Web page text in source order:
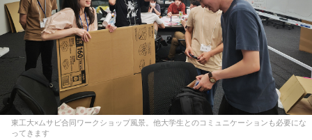
東工大×ムサビ合同ワークショップ風景。他大学生とのコミュニケーションも必要にな
ってきます